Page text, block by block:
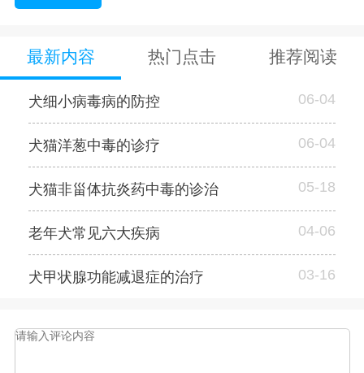
最新内容 热门点击 推荐阅读
犬细小病毒病的防控 06-04
犬猫洋葱中毒的诊疗 06-04
犬猫非甾体抗炎药中毒的诊治 05-18
老年犬常见六大疾病 04-06
犬甲状腺功能减退症的治疗 03-16